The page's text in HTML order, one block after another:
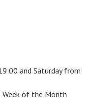
and Saturday from
Week of the Month